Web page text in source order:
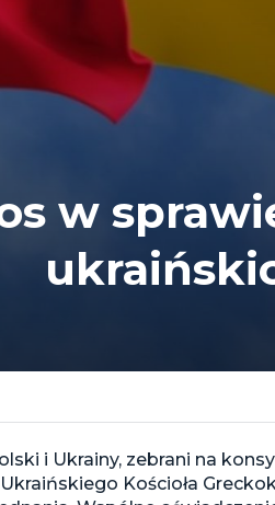
w
i Ukrainy, zebrani na
Kościoła